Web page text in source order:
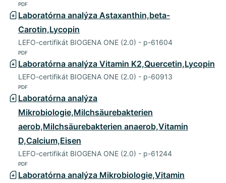
PDF
Laboratórna analýza Astaxanthin,beta-
Carotin,Lycopin
LEFO-certifikát BIOGENA ONE (2.0) - p-61604
PDF
Laboratórna analýza Vitamin K2,Quercetin,Lycopin
LEFO-certifikát BIOGENA ONE (2.0) - p-60913
PDF
Laboratórna analýza
Mikrobiologie,Milchsäurebakterien
aerob,Milchsäurebakterien anaerob,Vitamin
D,Calcium,Eisen
LEFO-certifikát BIOGENA ONE (2.0) - p-61244
PDF
Laboratórna analýza Mikrobiologie,Vitamin